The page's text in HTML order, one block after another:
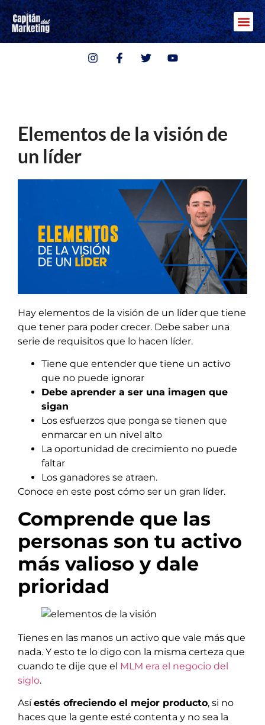
Elementos de la visión de
un líder
Hay elementos de la visión de un líder que tiene
que tener para poder crecer. Debe saber una
serie de requisitos que lo hacen líder.
Tiene que entender que tiene un activo
que no puede ignorar
Debe aprender a ser una imagen que
sigan
Los esfuerzos que ponga se tienen que
enmarcar en un nivel alto
La oportunidad de crecimiento no puede
faltar
Los ganadores se atraen.
Conoce en este post cómo ser un gran líder.
Comprende que las
personas son tu activo
más valioso y dale
prioridad
Tienes en las manos un activo que vale más que
nada. Y esto te lo digo con la misma certeza que
cuando te dije que el MLM era el negocio del
siglo.
Asíestés ofreciendo el mejor producto, si no
haces que la gente esté contenta y no sea la